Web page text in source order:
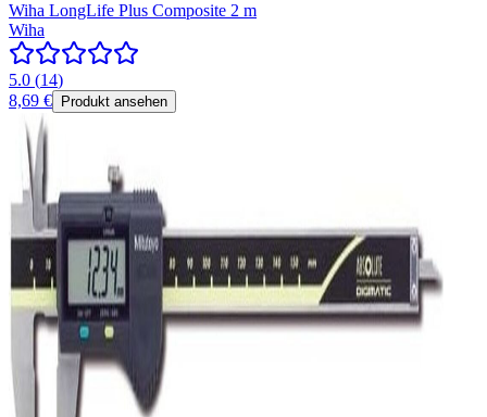
Wiha LongLife Plus Composite 2 m
Wiha
5.0 (14)
8,69 €
Produkt ansehen